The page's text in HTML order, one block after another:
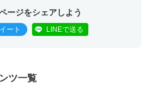
ージをシェアしよう
ート LINEで送る
ツ一覧